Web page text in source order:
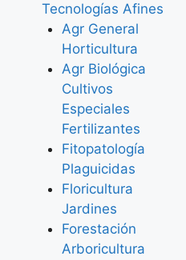
Tecnologías Afines
Agr General
Horticultura
Agr Biológica
Cultivos
Especiales
Fertilizantes
Fitopatología
Plaguicidas
Floricultura
Jardines
Forestación
Arboricultura